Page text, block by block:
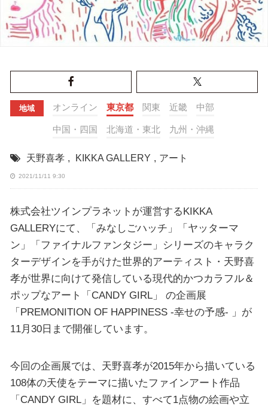
地域 オンライン 東京都 関東 近畿 中部
中国・四国 北海道・東北 九州・沖縄
天野喜孝 , KIKKA GALLERY , アート
2021/11/11 9:30
株式会社ツインプラネットが運営するKIKKA
GALLERYにて、「みなしごハッチ」「ヤッターマ
ン」「ファイナルファンタジー」シリーズのキャラク
ターデザインを手がけた世界的アーティスト・天野喜
孝が世界に向けて発信している現代的かつカラフル＆
ポップなアート「CANDY GIRL」 の企画展
「PREMONITION OF HAPPINESS -幸せの予感- 」が
11月30日まで開催しています。
今回の企画展では、天野喜孝が2015年から描いている
108体の天使をテーマに描いたファインアート作品
「CANDY GIRL」を題材に、すべて1点物の絵画や立